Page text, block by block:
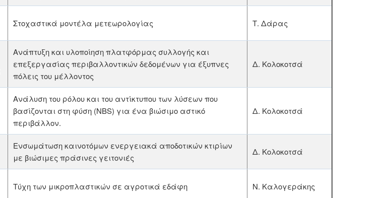
Στοχαστικά μοντέλα μετεωρολογίας Τ. Δάρας
Ανάπτυξη και υλοποίηση πλατφόρμας συλλογής και
επεξεργασίας περιβαλλοντικών δεδομένων για έξυπνες
πόλεις του μέλλοντος
Δ. Κολοκοτσά
Ανάλυση του ρόλου και του αντίκτυπου των λύσεων που
βασίζονται στη φύση (NBS) για ένα βιώσιμο αστικό
περιβάλλον.
Δ. Κολοκοτσά
Ενσωμάτωση καινοτόμων ενεργειακά αποδοτικών κτιρίων
με βιώσιμες πράσινες γειτονιές
Δ. Κολοκοτσά
Τύχη των μικροπλαστικών σε αγροτικά εδάφη Ν. Καλογεράκης